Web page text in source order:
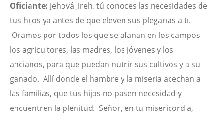
Oficiante: Jehová Jireh, tú conoces las necesidades de
tus hijos ya antes de que eleven sus plegarias a ti.
Oramos por todos los que se afanan en los campos:
los agricultores, las madres, los jóvenes y los
ancianos, para que puedan nutrir sus cultivos y a su
ganado. Allí donde el hambre y la miseria acechan a
las familias, que tus hijos no pasen necesidad y
encuentren la plenitud. Señor, en tu misericordia,